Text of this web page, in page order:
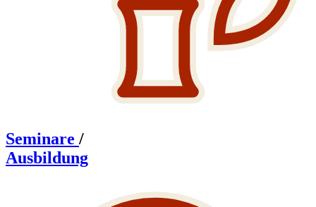
Seminare /
Ausbildung